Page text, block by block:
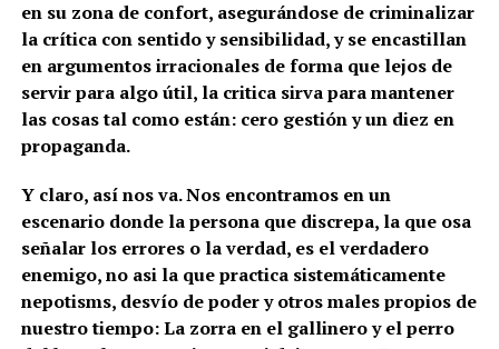
en su zona de confort, asegurándose de criminalizar
la crítica con sentido y sensibilidad, y se encastillan
en argumentos irracionales de forma que lejos de
servir para algo útil, la critica sirva para mantener
las cosas tal como están: cero gestión y un diez en
propaganda.
Y claro, así nos va. Nos encontramos en un
escenario donde la persona que discrepa, la que osa
señalar los errores o la verdad, es el verdadero
enemigo, no asi la que practica sistemáticamente
nepotisms, desvío de poder y otros males propios de
nuestro tiempo: La zorra en el gallinero y el perro